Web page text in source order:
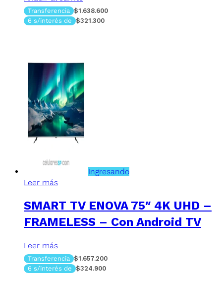
Transferencia $1.638.600
6 s/interés de $321.300
Ingresando
Leer más
SMART TV ENOVA 75″ 4K UHD –
FRAMELESS – Con Android TV
Leer más
Transferencia $1.657.200
6 s/interés de $324.900